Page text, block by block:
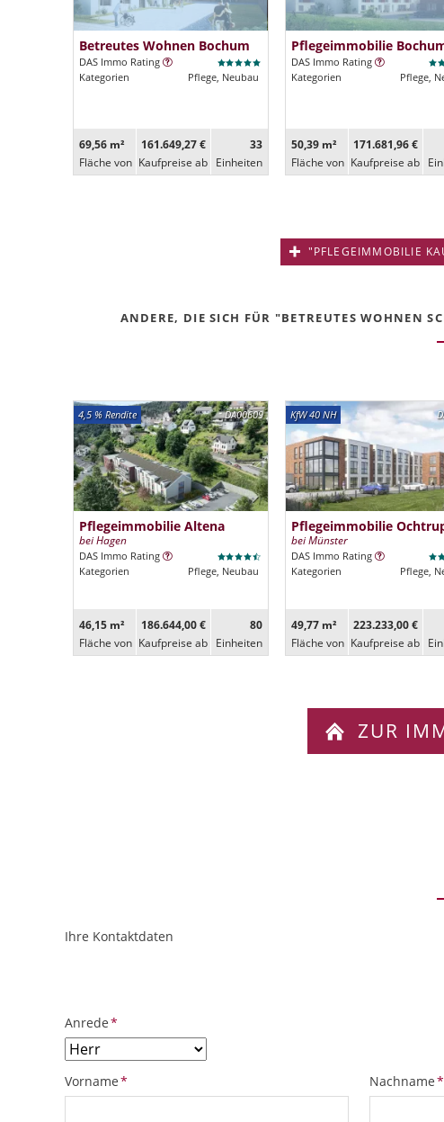
Betreutes Wohnen Bochum
DAS Immo Rating
Kategorien
Pflege, Neubau
69,56 m²
Fläche von
161.649,27 €
Kaufpreise ab
33
Ein­heiten
Pflegeimmobilie
DAS Immo Rating
Kategorien
Pflege,
50,39 m²
Fläche von
171.681,96 €
Kaufpreise ab
"PFLEGEIMMOBILIE
ANDERE, DIE SICH FÜR "BETREUTES WOHNEN
DA00609
4,5 % Rendite
Pflegeimmobilie Altena
bei Hagen
DAS Immo Rating
Kategorien
Pflege, Neubau
46,15 m²
Fläche von
186.644,00 €
Kaufpreise ab
80
Ein­heiten
KfW 40 NH
Pflegeimmobilie
bei Münster
DAS Immo Rating
Kategorien
Pflege,
49,77 m²
Fläche von
223.233,00 €
Kaufpreise ab
ZUR
ObjektPlatzhalter
URL
Ihre Kontaktdaten
Pflichtfeld
Anrede*
Pflichtfeld
Vorname* Pflichtfeld
Nachname*